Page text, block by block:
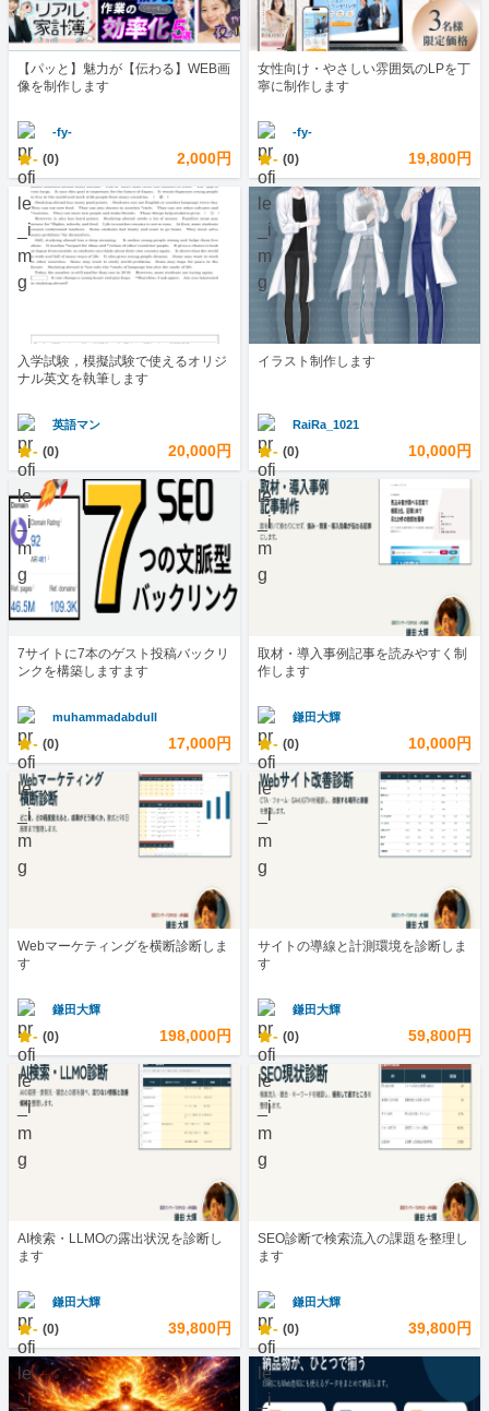
【パッと】魅力が【伝わる】WEB画
像を制作します
-fy-
- (0) 2,000円
女性向け・やさしい雰囲気のLPを丁
寧に制作します
-fy-
- (0) 19,800円
入学試験，模擬試験で使えるオリジ
ナル英文を執筆します
英語マン
- (0) 20,000円
イラスト制作します
RaiRa_1021
- (0) 10,000円
7サイトに7本のゲスト投稿バックリ
ンクを構築しますます
muhammadabdull
- (0) 17,000円
取材・導入事例記事を読みやすく制
作します
鎌田大輝
- (0) 10,000円
Webマーケティングを横断診断しま
す
鎌田大輝
- (0) 198,000円
サイトの導線と計測環境を診断しま
す
鎌田大輝
- (0) 59,800円
AI検索・LLMOの露出状況を診断し
ます
鎌田大輝
- (0) 39,800円
SEO診断で検索流入の課題を整理し
ます
鎌田大輝
- (0) 39,800円